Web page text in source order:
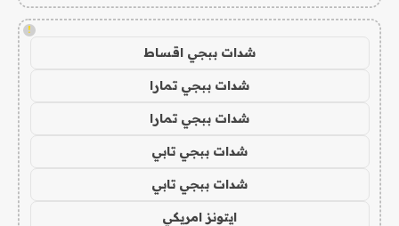
!
شدات ببجي اقساط
شدات ببجي تمارا
شدات ببجي تمارا
شدات ببجي تابي
شدات ببجي تابي
ايتونز امريكي